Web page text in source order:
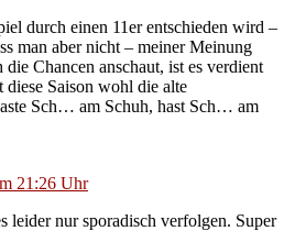
durch einen 11er entschieden wird –
man aber nicht – meiner Meinung
die Chancen anschaut, ist es verdient
Saison wohl die alte
Sch… am Schuh, hast Sch… am
21:26 Uhr
leider nur sporadisch verfolgen. Super